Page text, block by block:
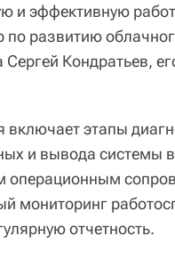
и эффективную
по развитию
Кондратьев,
этапы
и вывода
операционным
мониторинг
отчетность.